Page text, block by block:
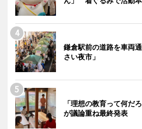
鎌倉駅前の道路を車両
さい夜市」
「理想の教育って何
が議論重ね最終発表